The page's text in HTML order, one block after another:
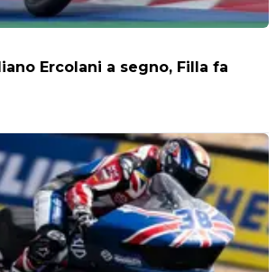
Ercolani a segno, Filla fa